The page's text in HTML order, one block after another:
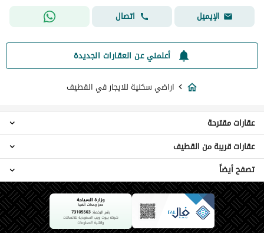
الإيميل
اتصال
أعلمني عن العقارات الجديدة
اراضي سكنية للايجار في القطيف
عمائر سكنية للايجار في القطيف
عقارات للايجار في القطيف
عقارات مقترحة
اراضي سكنية سيهات
اراضي سكنية رأس تنورة
اراضي سكنية الدمام
اراضي سكنية الخبر
عقارات قريبة من القطيف
اراضي سكنية للبيع في القطيف
تصفح أيضاً